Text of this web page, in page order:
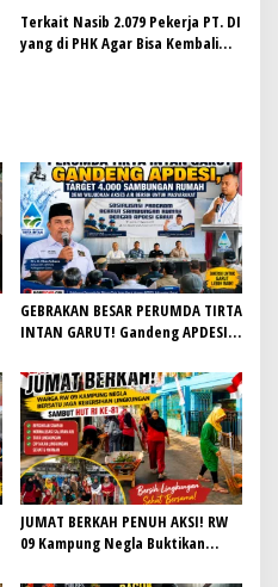
Hak Pasca PHK
Terkait Nasib 2.079 Pekerja PT. DI
yang di PHK Agar Bisa Kembali
GEBRAKAN BESAR PERUMDA TIRTA
INTAN GARUT! Gandeng APDESI,
Demi Wujudkan Akses Air Bersih
untuk Masyarakat
JUMAT BERKAH PENUH AKSI! RW
09 Kampung Negla Buktikan